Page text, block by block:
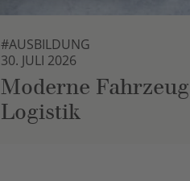
#AUSBILDUNG
30. JULI 2026
Moderne
Logistik